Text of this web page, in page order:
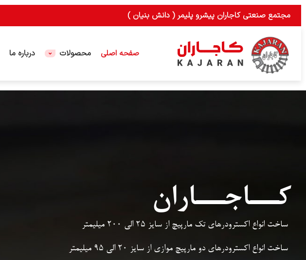
پرش
مجتمع صنعتی کاجاران پیشرو پلیمر ( دانش بنیان )
صفحه اصلی محصولات درباره ما
کــاجــاران
ساخت انواع اکسترودرهای تک مارپیچ از سایز 25 الی 200 میلیمتر
ساخت انواع اکسترودرهای دو مارپیچ موازی از سایز 20 الی 95 میلیمتر